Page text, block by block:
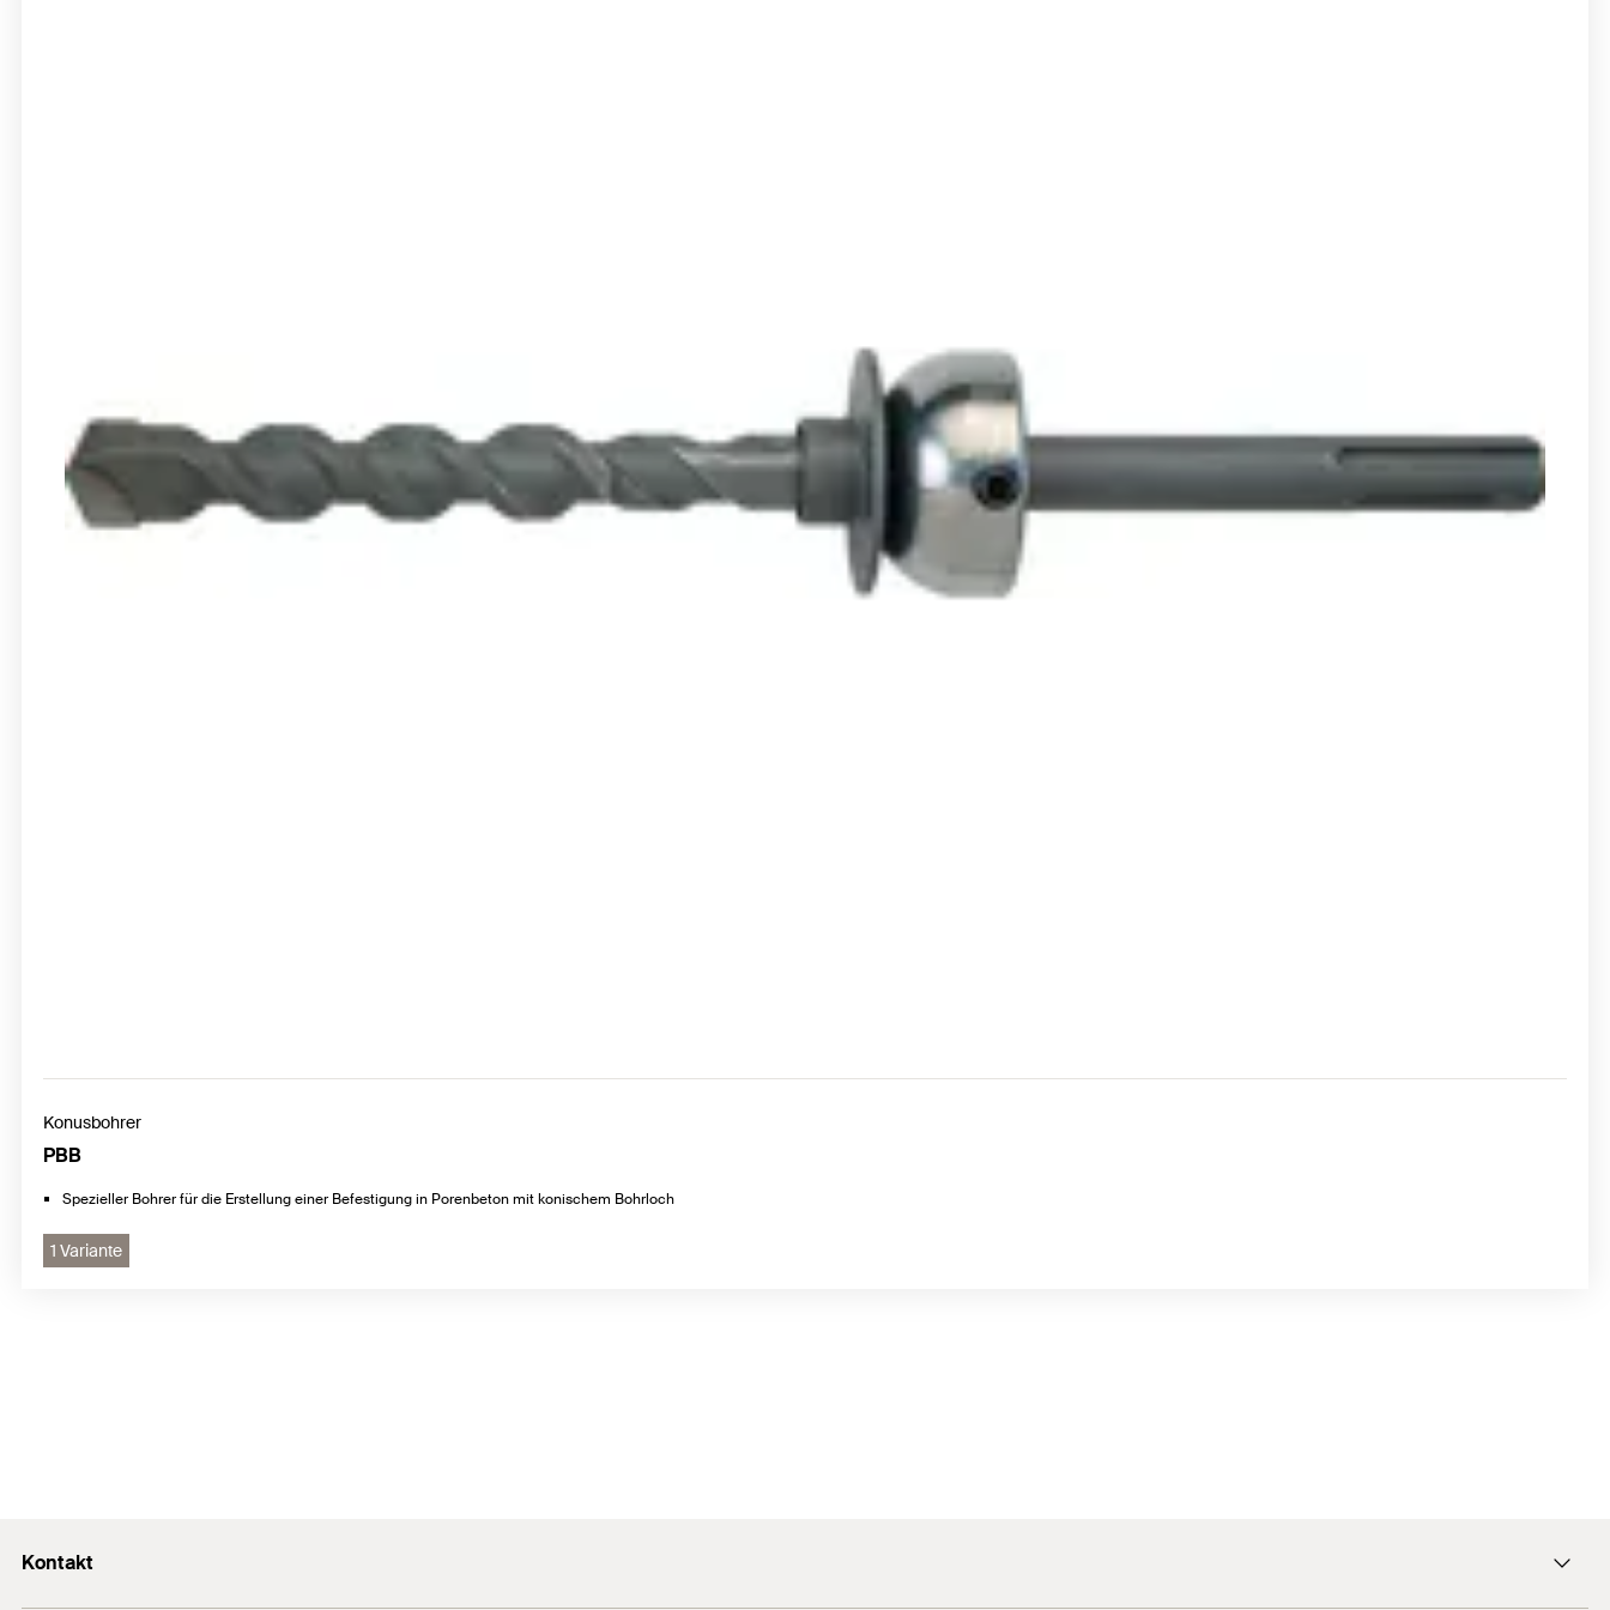
Konusbohrer
PBB
Spezieller Bohrer für die Erstellung einer Befestigung in Porenbeton mit konischem Bohrloch
1 Variante
Kontakt